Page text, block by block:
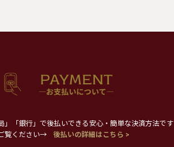
「銀行」で後払いできる安心・簡単な決済方法です
覧ください→
後払いの詳細はこちら >